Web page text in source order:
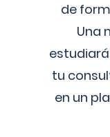
de
Una
tu
en un